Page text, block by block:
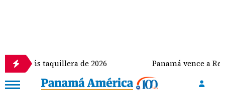
de 2026 Panamá vence a República